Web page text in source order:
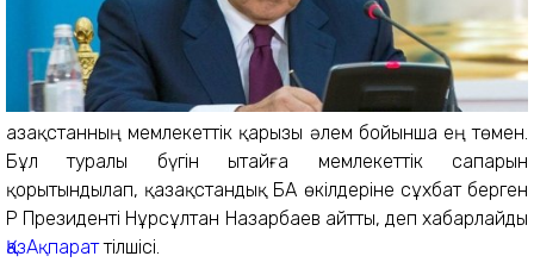
Қазақстанның мемлекеттік қарызы әлем бойынша ең төмен.
Бұл туралы бүгін Қытайға мемлекеттік сапарын
қорытындылап, қазақстандық БАҚ өкілдеріне сұхбат берген
ҚР Президенті Нұрсұлтан Назарбаев айтты, деп хабарлайды
ҚазАқпараттілшісі.